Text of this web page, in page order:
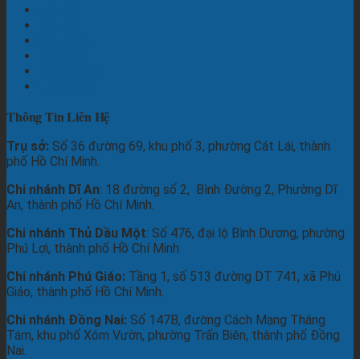
Thông Tin Liên Hệ
Trụ sở: Số 36 đường 69, khu phố 3, phường Cát Lái, thành
phố Hồ Chí Minh.
Chi nhánh Dĩ An: 18 đường số 2, Bình Đường 2, Phường Dĩ
An, thành phố Hồ Chí Minh.
Chi nhánh Thủ Dầu Một: Số 476, đại lộ Bình Dương, phường
Phú Lợi, thành phố Hồ Chí Minh
Chi nhánh Phú Giáo: Tầng 1, số 513 đường DT 741, xã Phú
Giáo, thành phố Hồ Chí Minh.
Chi nhánh Đồng Nai: Số 147B, đường Cách Mạng Tháng
Tám, khu phố Xóm Vườn, phường Trấn Biên, thành phố Đồng
Nai.